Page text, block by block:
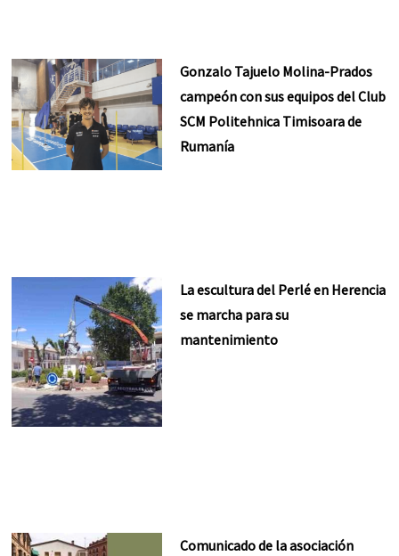
Gonzalo Tajuelo Molina-Prados
campeón con sus equipos del Club
SCM Politehnica Timisoara de
Rumanía
La escultura del Perlé en Herencia
se marcha para su
mantenimiento
Comunicado de la asociación